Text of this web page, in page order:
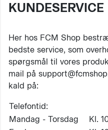
KUNDESERVICE
Her hos FCM Shop
bedste service, som
spørgsmål til vores
mail på
kald på:
Telefontid:
Mandag - Torsdag
Kl.